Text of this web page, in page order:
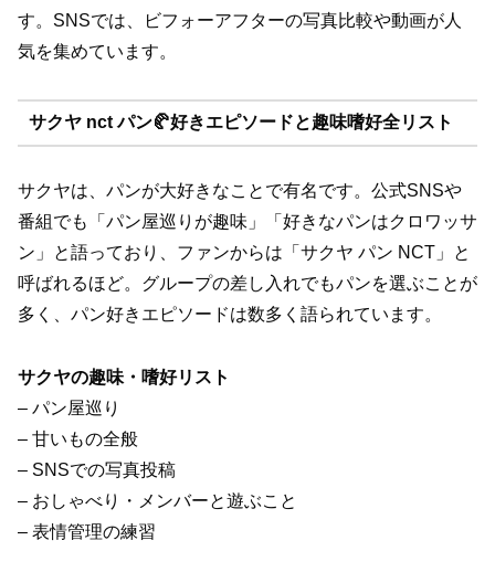
す。SNSでは、ビフォーアフターの写真比較や動画が人
気を集めています。
サクヤ nct パン🥐好きエピソードと趣味嗜好全リスト
サクヤは、パンが大好きなことで有名です。公式SNSや
番組でも「パン屋巡りが趣味」「好きなパンはクロワッサ
ン」と語っており、ファンからは「サクヤ パン NCT」と
呼ばれるほど。グループの差し入れでもパンを選ぶことが
多く、パン好きエピソードは数多く語られています。
サクヤの趣味・嗜好リスト
– パン屋巡り
– 甘いもの全般
– SNSでの写真投稿
– おしゃべり・メンバーと遊ぶこと
– 表情管理の練習